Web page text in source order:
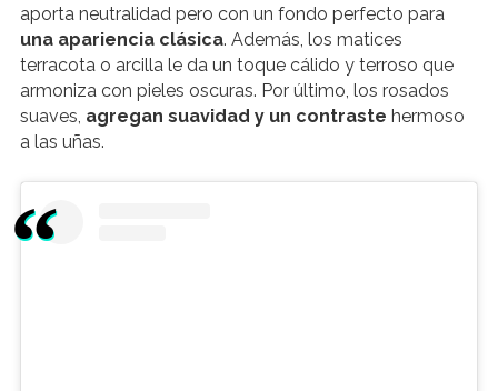
aporta neutralidad pero con un fondo perfecto para
una apariencia clásica. Además, los matices
terracota o arcilla le da un toque cálido y terroso que
armoniza con pieles oscuras. Por último, los rosados
suaves, agregan suavidad y un contraste hermoso
a las uñas.